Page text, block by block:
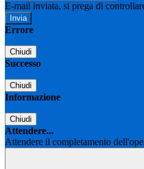
E-mail inviata, si prega di
Errore
Chiudi
Successo
Chiudi
Informazione
Chiudi
Attendere...
Attendere il completamento